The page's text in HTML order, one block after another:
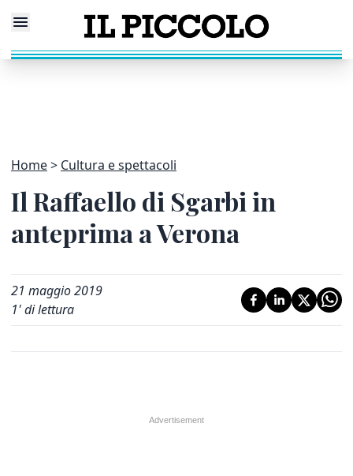
Home Cultura e spettacoli
Il Raffaello di Sgarbi in
anteprima a Verona
21 maggio 2019
1' di lettura